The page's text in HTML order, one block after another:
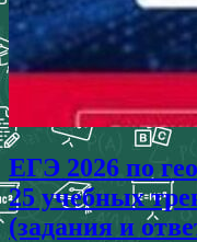
ЕГЭ 2026 по
25 учебных
(задания и